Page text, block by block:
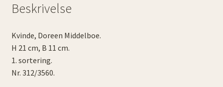
Beskrivelse
Kvinde, Doreen Middelboe.
H 21 cm, B 11 cm.
1. sortering.
Nr. 312/3560.